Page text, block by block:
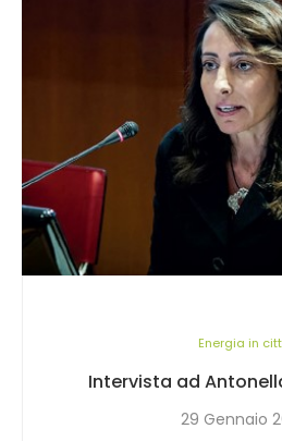
Energia in
Intervista ad
29 Gennaio